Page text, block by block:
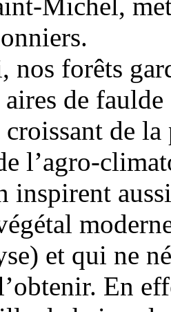
nos forêts
de
de la
l’agro-
inspirent
et qui ne
En